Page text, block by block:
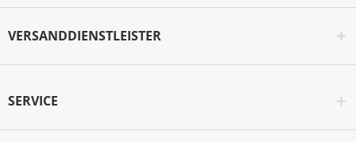
VERSANDDIENSTLEISTER
SERVICE